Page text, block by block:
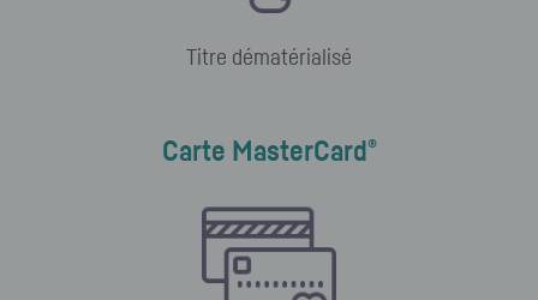
Titre dématérialisé
Carte MasterCard ®